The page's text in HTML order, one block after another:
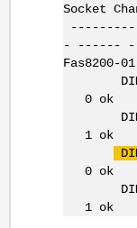
Socket
- ------
Fas8200-01
0 ok
1 ok
0 ok
1 ok